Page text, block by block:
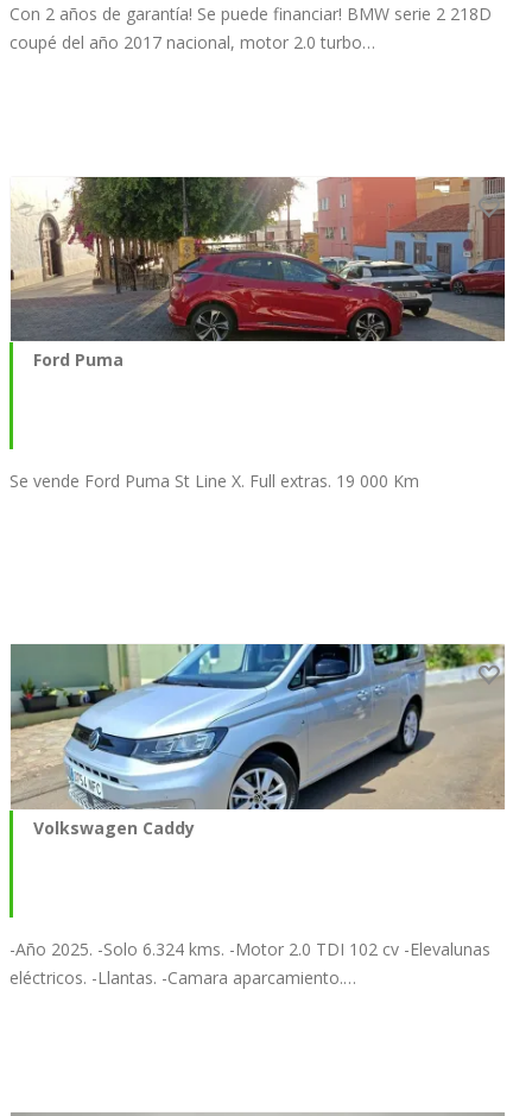
Con 2 años de garantía! Se puede financiar! BMW serie 2 218D
coupé del año 2017 nacional, motor 2.0 turbo…
Ford Puma
Se vende Ford Puma St Line X. Full extras. 19 000 Km
Volkswagen Caddy
-Año 2025. -Solo 6.324 kms. -Motor 2.0 TDI 102 cv -Elevalunas
eléctricos. -Llantas. -Camara aparcamiento.…